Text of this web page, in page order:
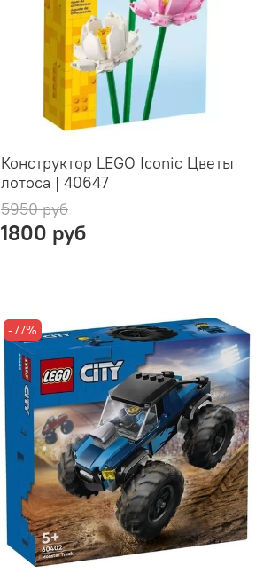
Конструктор LEGO Iconic Цветы
лотоса | 40647
5950 руб
1800 руб
-77%